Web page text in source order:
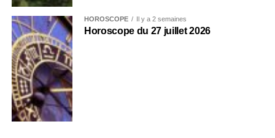
HOROSCOPE Il y a 2 semaines
Horoscope du 27 juillet 2026